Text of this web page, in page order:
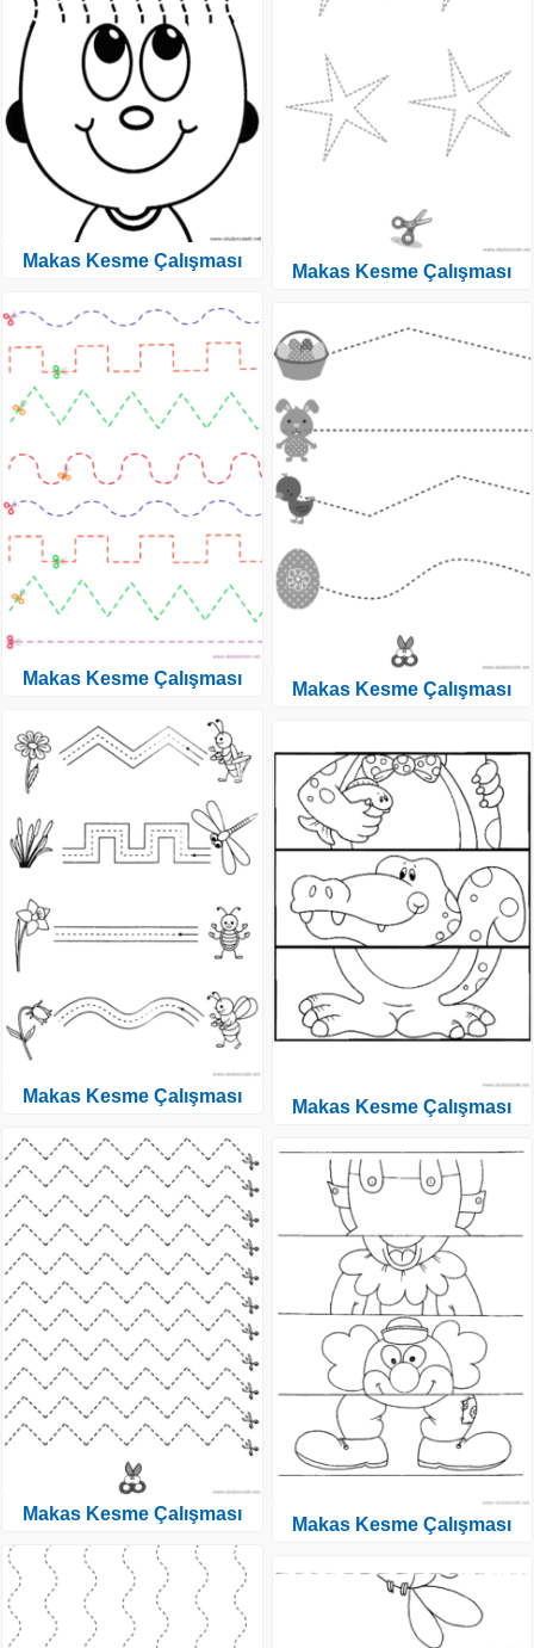
Makas Kesme Çalışması
Makas Kesme Çalışması
Makas Kesme Çalışması
Makas Kesme Çalışması
Makas Kesme Çalışması
Makas Kesme Çalışması
Makas Kesme Çalışması
Makas Kesme Çalışması